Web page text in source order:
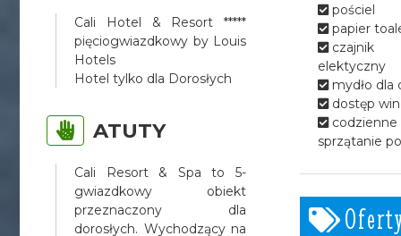
również relaksujące spa
oferujące różnorodne zabiegi, w
tym siłownię, saunę i łaźnię
parową.
Cali Hotel & Resort *****
pięciogwiazdkowy by Louis
Hotels
Hotel tylko dla Dorosłych
ATUTY
Cali Resort & Spa to 5-
gwiazdkowy obiekt
przeznaczony dla
dorosłych. Wychodzący na
pościel
papier
czajnik
elektyczny
mydło dla
dostęp
codzienne
sprzątanie